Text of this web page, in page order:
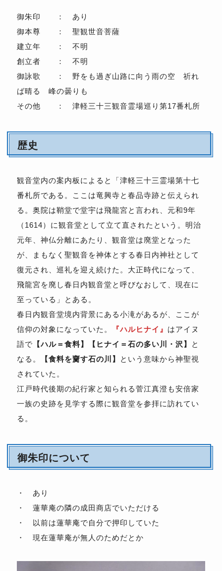
御朱印 ： あり
御本尊 ： 聖観世音菩薩
建立年 ： 不明
創立者 ： 不明
御詠歌 ： 野をも過ぎ山路に向う雨の空 祈れ
ば晴るゝ峰の曇りも
その他 ： 津軽三十三観音霊場巡り第17番札所
歴史
観音堂内の案内板によると「津軽三十三霊場第十七
番札所である。ここは竜興寺と春品寺跡と伝えられ
る。奥院は鞘堂で堂宇は飛龍宮と言われ、元和9年
（1614）に観音堂として立て直されたという。明治
元年、神仏分離にあたり、観音堂は廃堂となった
が、まもなく聖観音を神体とする春日内神社として
復元され、巡礼を迎え続けた。大正時代になって、
飛龍宮を廃し春日内観音堂と呼びなおして、現在に
至っている」とある。
春日内観音堂境内背景にある小滝があるが、ここが
信仰の対象になっていた。
『ハルヒナイ』 はアイヌ
語で 【ハル＝食料】【ヒナイ＝石の多い川・沢】
と
なる。
【食料を齎す石の川】
という意味から神聖視
されていた。
江戸時代後期の紀行家と知られる菅江真澄も安倍家
一族の史跡を見学する際に観音堂を参拝に訪れてい
る。
御朱印について
・ あり
・ 蓮華庵の隣の成田商店でいただける
・ 以前は蓮華庵で自分で押印していた
・ 現在蓮華庵が無人のためだとか